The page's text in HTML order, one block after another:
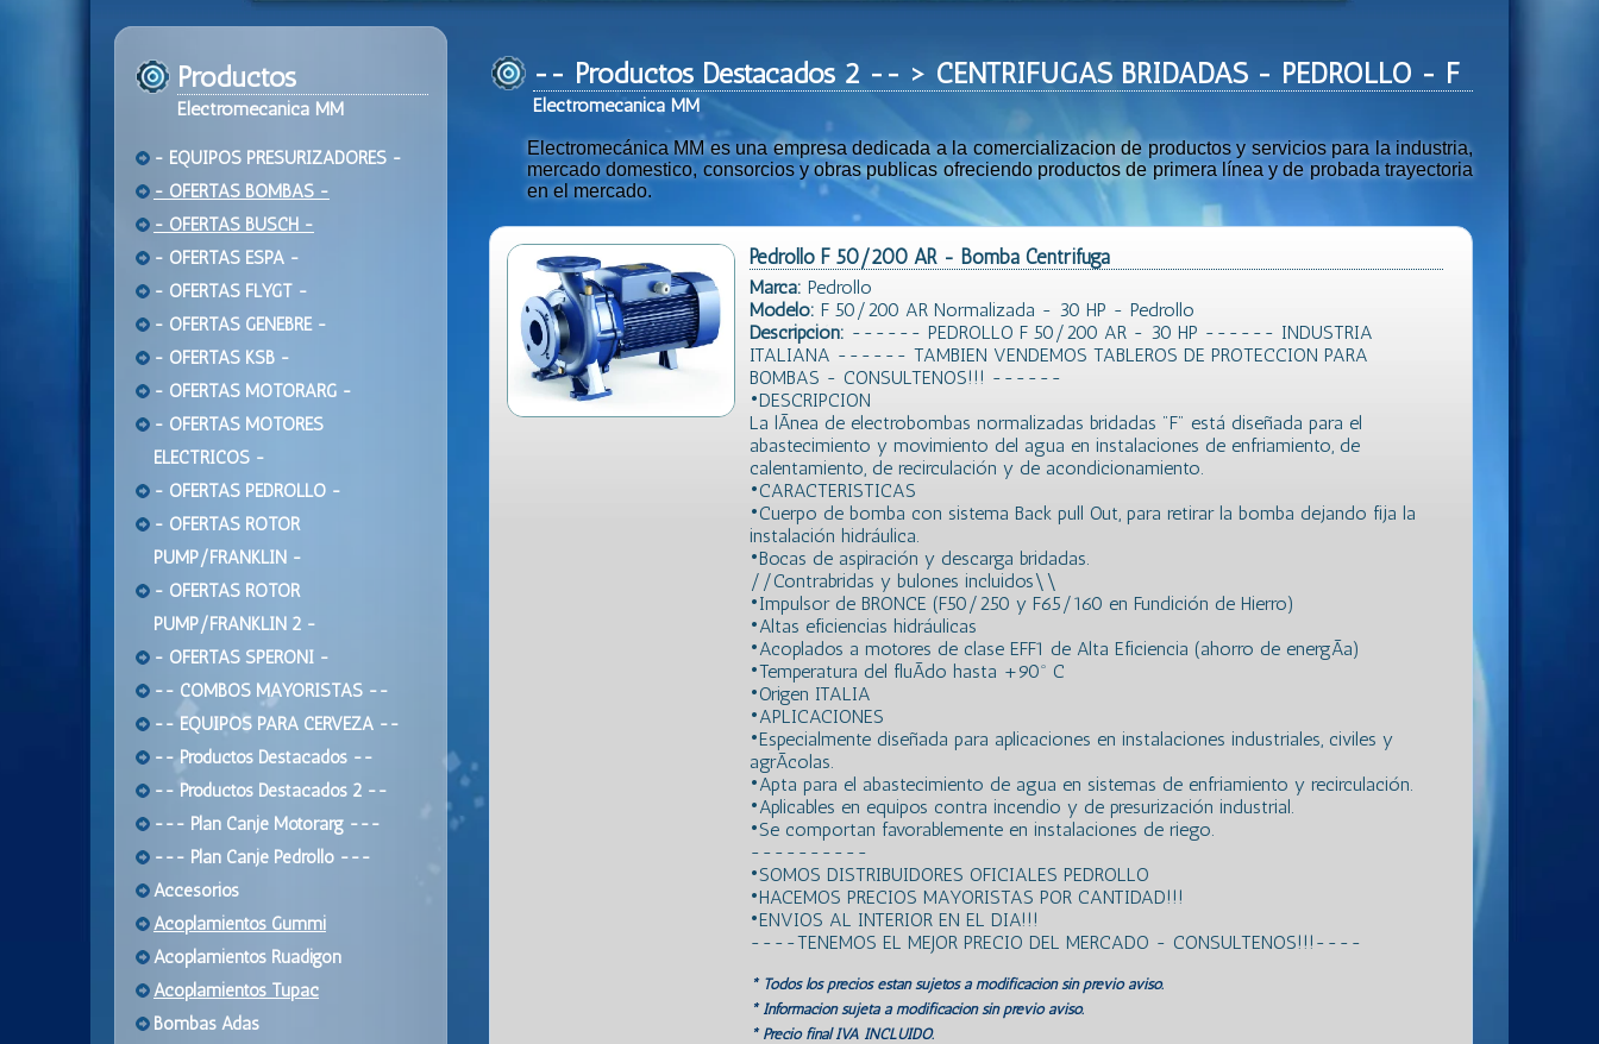
Productos
Electromecanica MM
- EQUIPOS PRESURIZADORES -
- OFERTAS BOMBAS -
- OFERTAS BUSCH -
- OFERTAS ESPA -
- OFERTAS FLYGT -
- OFERTAS GENEBRE -
- OFERTAS KSB -
- OFERTAS MOTORARG -
- OFERTAS MOTORES
ELECTRICOS -
- OFERTAS PEDROLLO -
- OFERTAS ROTOR
PUMP/FRANKLIN -
- OFERTAS ROTOR
PUMP/FRANKLIN 2 -
- OFERTAS SPERONI -
-- COMBOS MAYORISTAS --
-- EQUIPOS PARA CERVEZA --
-- Productos Destacados --
-- Productos Destacados 2 --
--- Plan Canje Motorarg ---
--- Plan Canje Pedrollo ---
Accesorios
Acoplamientos Gummi
Acoplamientos Ruadigon
Acoplamientos Tupac
Bombas Adas
-- Productos Destacados 2 -- > CENTRIFUGAS BRIDADAS - PEDROLLO - F
Electromecanica MM
Electromecánica MM es una empresa dedicada a la comercializacion de productos y servicios para la industria,
mercado domestico, consorcios y obras publicas ofreciendo productos de primera línea y de probada trayectoria
en el mercado.
Pedrollo F 50/200 AR - Bomba Centrifuga
Marca: Pedrollo
Modelo: F 50/200 AR Normalizada - 30 HP - Pedrollo
Descripción: ------ PEDROLLO F 50/200 AR - 30 HP ------ INDUSTRIA
ITALIANA ------ TAMBIEN VENDEMOS TABLEROS DE PROTECCION PARA
BOMBAS - CONSULTENOS!!! ------
•DESCRIPCION
La lÃ­nea de electrobombas normalizadas bridadas "F" está diseñada para el
abastecimiento y movimiento del agua en instalaciones de enfriamiento, de
calentamiento, de recirculación y de acondicionamiento.
•CARACTERISTICAS
•Cuerpo de bomba con sistema Back pull Out, para retirar la bomba dejando fija la
instalación hidráulica.
•Bocas de aspiración y descarga bridadas.
//Contrabridas y bulones incluidos\\
•Impulsor de BRONCE (F50/250 y F65/160 en Fundición de Hierro)
•Altas eficiencias hidráulicas
•Acoplados a motores de clase EFF1 de Alta Eficiencia (ahorro de energÃ­a)
•Temperatura del fluÃ­do hasta +90º C
•Origen ITALIA
•APLICACIONES
•Especialmente diseñada para aplicaciones en instalaciones industriales, civiles y
agrÃ­colas.
•Apta para el abastecimiento de agua en sistemas de enfriamiento y recirculación.
•Aplicables en equipos contra incendio y de presurización industrial.
•Se comportan favorablemente en instalaciones de riego.
----------
•SOMOS DISTRIBUIDORES OFICIALES PEDROLLO
•HACEMOS PRECIOS MAYORISTAS POR CANTIDAD!!!
•ENVIOS AL INTERIOR EN EL DIA!!!
----TENEMOS EL MEJOR PRECIO DEL MERCADO - CONSULTENOS!!!----
* Todos los precios estan sujetos a modificación sin previo aviso.
* Información sujeta a modificación sin previo aviso.
* Precio final IVA INCLUIDO.